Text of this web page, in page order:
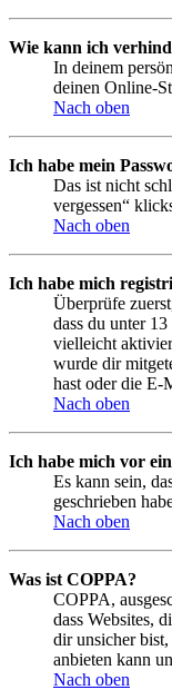
Wie kann ich
In deinem
deinen Online-
Nach oben
Ich habe mein
Das ist nicht
vergessen“
Nach oben
Ich habe mich
Überprüfe
dass du unter
vielleicht
wurde dir
hast oder die E-
Nach oben
Ich habe mich vor
Es kann sein,
geschrieben
Nach oben
Was ist COPPA?
COPPA,
dass Websites,
dir unsicher
anbieten kann
Nach oben